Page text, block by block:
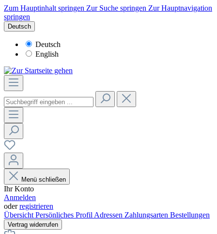
Zum Hauptinhalt springen Zur Suche springen Zur Hauptnavigation
springen
Deutsch
Deutsch
English
Menü schließen
Ihr Konto
Anmelden
oderregistrieren
Übersicht Persönliches Profil Adressen Zahlungsarten Bestellungen
Vertrag widerrufen